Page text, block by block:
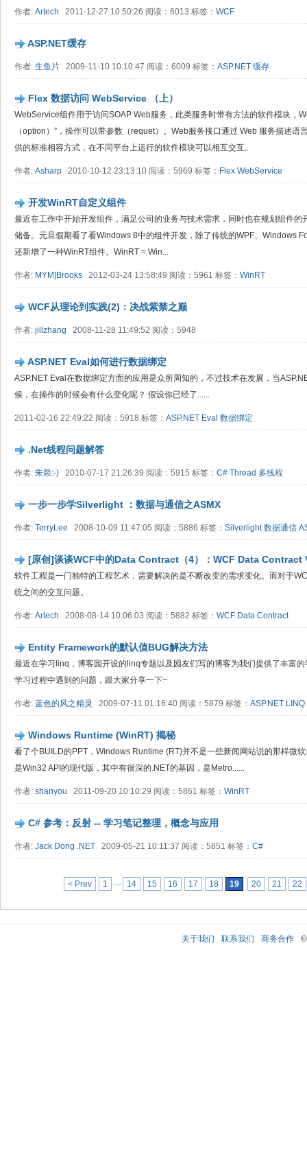
作者: Artech 2011-12-27 10:50:26 阅读：6013 标签： WCF
ASP.NET缓存
作者: 生鱼片 2009-11-10 10:10:47 阅读：6009 标签： ASP.NET 缓存
Flex 数据访问 WebService （上）
WebService组件用于访问SOAP Web服务，此类服务时带有方法的软件模块，
（option）”，操作可以带参数（requet）。Web服务接口通过 Web 服务描述语
供的标准相容方式，在不同平台上运行的软件模块可以相互交互。
作者: Asharp 2010-10-12 23:13:10 阅读：5969 标签： Flex WebService
开发WinRT自定义组件
最近在工作中开始开发组件，满足公司的业务与技术需求，同时也在规划组件
储备。元旦假期看了看Windows 8中的组件开发，除了传统的WPF、Windows
还新增了一种WinRT组件。WinRT = Win...
作者: MYM]Brooks 2012-03-24 13:58:49 阅读：5961 标签： WinRT
WCF从理论到实践(2)：决战紫禁之巅
作者: jillzhang 2008-11-28 11:49:52 阅读：5948
ASP.NET Eval如何进行数据绑定
ASP.NET Eval在数据绑定方面的应用是众所周知的，不过技术在发展，当
候，在操作的时候会有什么变化呢？ 假设你已经了......
2011-02-16 22:49:22 阅读：5918 标签： ASP.NET Eval 数据绑定
.Net线程问题解答
作者: 朱燚:-) 2010-07-17 21:26:39 阅读：5915 标签： C# Thread 多线程
一步一步学Silverlight ：数据与通信之ASMX
作者: TerryLee 2008-10-09 11:47:05 阅读：5886 标签： Silverlight数据通信
[原创]谈谈WCF中的Data Contract（4）：WCF Data
软件工程是一门独特的工程艺术，需要解决的是不断改变的需求变化。而对于
统之间的交互问题。
作者: Artech 2008-08-14 10:06:03 阅读：5882 标签： WCF Data Contract
Entity Framework的默认值BUG解决方法
最近在学习linq，博客园开设的linq专题以及园友们写的博客为我们提供了丰富
学习过程中遇到的问题，跟大家分享一下~
作者: 蓝色的风之精灵 2009-07-11 01:16:40 阅读：5879 标签： ASP.NET
Windows Runtime (WinRT) 揭秘
看了个BUILD的PPT，Windows Runtime (RT)并不是一些新闻网站说的那样微
是Win32 API的现代版，其中有很深的.NET的基因，是Metro......
作者: shanyou 2011-09-20 10:10:29 阅读：5861 标签： WinRT
C# 参考：反射 -- 学习笔记整理，概念与应用
作者: Jack Dong .NET 2009-05-21 10:11:37 阅读：5851 标签： C#
< Prev 1 ··· 14 15 16 17 18 19 20 21 22
关于我们 联系我们 商务合作